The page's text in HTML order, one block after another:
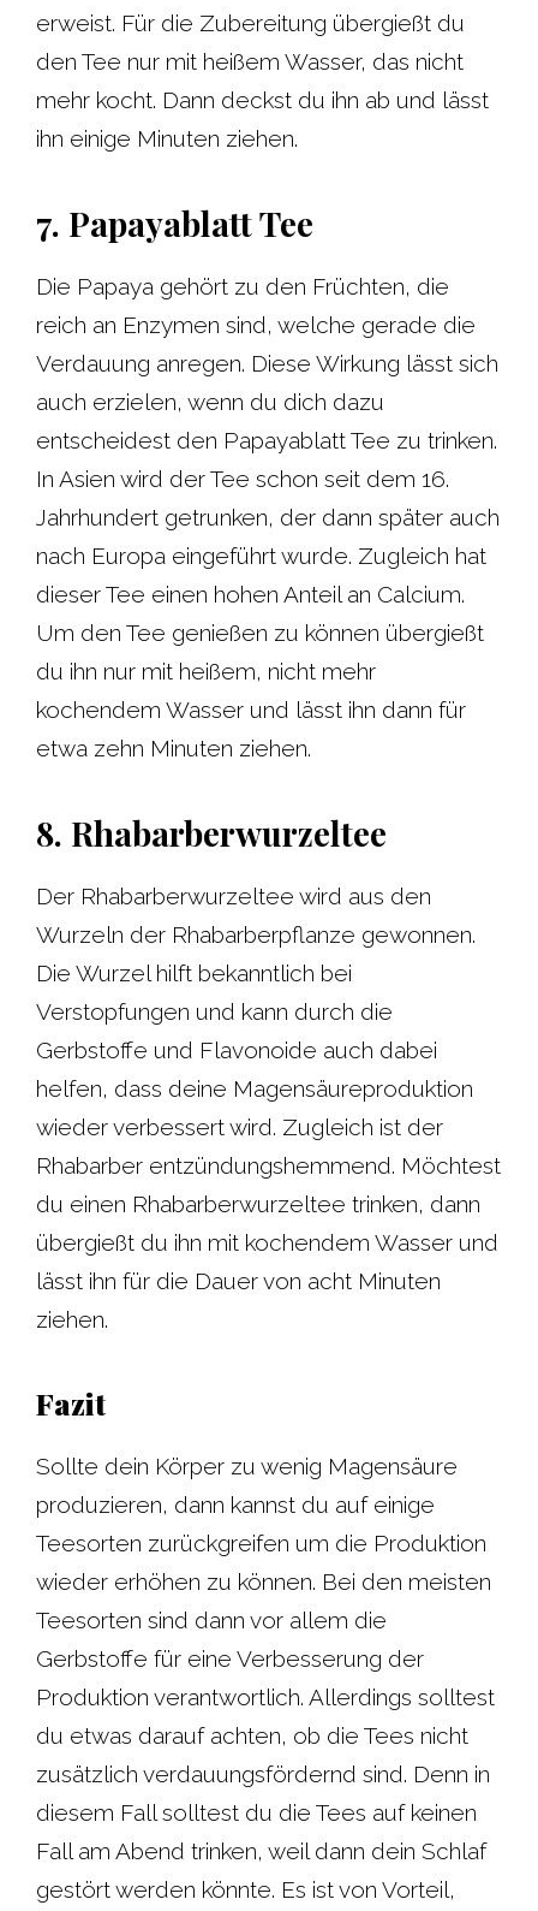
erweist. Für die Zubereitung übergießt du
den Tee nur mit heißem Wasser, das nicht
mehr kocht. Dann deckst du ihn ab und lässt
ihn einige Minuten ziehen.
7. Papayablatt Tee
Die Papaya gehört zu den Früchten, die
reich an Enzymen sind, welche gerade die
Verdauung anregen. Diese Wirkung lässt sich
auch erzielen, wenn du dich dazu
entscheidest den Papayablatt Tee zu trinken.
In Asien wird der Tee schon seit dem 16.
Jahrhundert getrunken, der dann später auch
nach Europa eingeführt wurde. Zugleich hat
dieser Tee einen hohen Anteil an Calcium.
Um den Tee genießen zu können übergießt
du ihn nur mit heißem, nicht mehr
kochendem Wasser und lässt ihn dann für
etwa zehn Minuten ziehen.
8. Rhabarberwurzeltee
Der Rhabarberwurzeltee wird aus den
Wurzeln der Rhabarberpflanze gewonnen.
Die Wurzel hilft bekanntlich bei
Verstopfungen und kann durch die
Gerbstoffe und Flavonoide auch dabei
helfen, dass deine Magensäureproduktion
wieder verbessert wird. Zugleich ist der
Rhabarber entzündungshemmend. Möchtest
du einen Rhabarberwurzeltee trinken, dann
übergießt du ihn mit kochendem Wasser und
lässt ihn für die Dauer von acht Minuten
ziehen.
Fazit
Sollte dein Körper zu wenig Magensäure
produzieren, dann kannst du auf einige
Teesorten zurückgreifen um die Produktion
wieder erhöhen zu können. Bei den meisten
Teesorten sind dann vor allem die
Gerbstoffe für eine Verbesserung der
Produktion verantwortlich. Allerdings solltest
du etwas darauf achten, ob die Tees nicht
zusätzlich verdauungsfördernd sind. Denn in
diesem Fall solltest du die Tees auf keinen
Fall am Abend trinken, weil dann dein Schlaf
gestört werden könnte. Es ist von Vorteil,